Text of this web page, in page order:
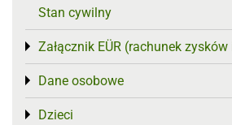
Stan cywilny
Załącznik EÜR (rachunek
Toggle menu
Dane osobowe
Toggle menu
Dzieci
Toggle menu